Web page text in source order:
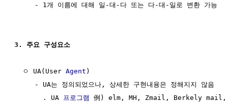
     - 1개 이름에 대해 일-대-다 또는 다-대-일로 변환 가능
3. 주요 구성요소
  ㅇ UA(User
Agent )
     - UA는 정의되었으나, 상세한 구현내용은 정해지지 않음
       . UA
프로그램 例) elm, MH, Zmail, Berkely mail,